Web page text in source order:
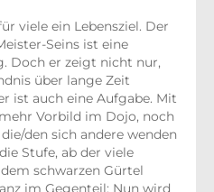
viele ein Lebensziel. Der
Seins ist eine
Doch er zeigt nicht nur,
über lange Zeit
ist auch eine Aufgabe. Mit
Vorbild im Dojo, noch
den sich andere wenden
Stufe, ab der viele
schwarzen Gürtel
im Gegenteil: Nun wird